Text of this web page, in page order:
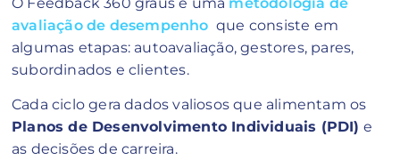
avaliação de desempenho que consiste em
algumas etapas: autoavaliação, gestores, pares,
subordinados e clientes.
Cada ciclo gera dados valiosos que alimentam os
Planos de Desenvolvimento Individuais (PDI) e
as decisões de carreira.